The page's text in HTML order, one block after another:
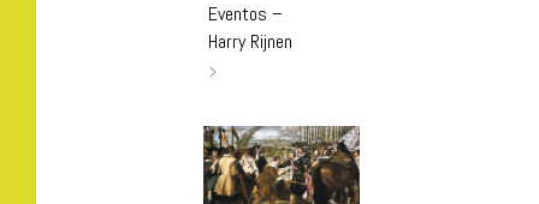
Eventos –
Harry Rijnen